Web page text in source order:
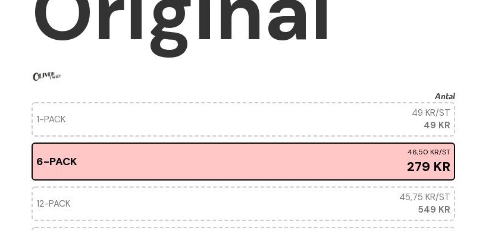
Antal
1-PACK
49 KR
49 KR/ST
6-PACK 279 KR
46,50 KR/ST
12-PACK
549 KR
45,75 KR/ST